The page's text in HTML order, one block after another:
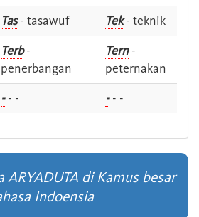
Tas- tasawuf Tek- teknik
Terb-
penerbangan
Tern-
peternakan
-- - -- -
ARYADUTA di Kamus besar
Indoensia